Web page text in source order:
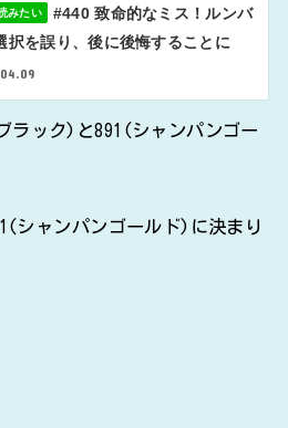
みたい
#440 致命的なミス！ルンバ
択を誤り、後に後悔することに
ラック)と891(シャンパンゴー
シャンパンゴールド)に決まり